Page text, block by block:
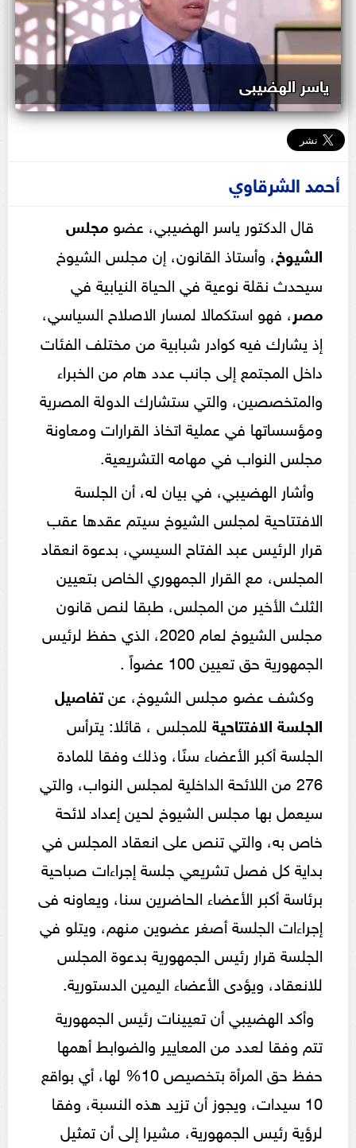
ياسر الهضيبى
أحمد الشرقاوي
قال الدكتور ياسر الهضيبي، عضو مجلس
الشيوخ، وأستاذ القانون، إن مجلس الشيوخ
سيحدث نقلة نوعية في الحياة النيابية في
مصر، فهو استكمالا لمسار الاصلاح السياسي،
إذ يشارك فيه كوادر شبابية من مختلف الفئات
داخل المجتمع إلى جانب عدد هام من الخبراء
والمتخصصين، والتي ستشارك الدولة المصرية
ومؤسساتها في عملية اتخاذ القرارات ومعاونة
مجلس النواب في مهامه التشريعية.
وأشار الهضيبي، في بيان له، أن الجلسة
الافتتاحية لمجلس الشيوخ سيتم عقدها عقب
قرار الرئيس عبد الفتاح السيسي، بدعوة انعقاد
المجلس، مع القرار الجمهوري الخاص بتعيين
الثلث الأخير من المجلس، طبقا لنص قانون
مجلس الشيوخ لعام 2020، الذي حفظ لرئيس
الجمهورية حق تعيين 100 عضواً .
وكشف عضو مجلس الشيوخ، عنتفاصيل
الجلسة الافتتاحية للمجلس ، قائلا: يترأس
الجلسة أكبر الأعضاء سنًا، وذلك وفقا للمادة
276 من اللائحة الداخلية لمجلس النواب، والتي
سيعمل بها مجلس الشيوخ لحين إعداد لائحة
خاص به، والتي تنص على انعقاد المجلس في
بداية كل فصل تشريعي جلسة إجراءات صباحية
برئاسة أكبر الأعضاء الحاضرين سنا، ويعاونه فى
إجراءات الجلسة أصغر عضوين منهم، ويتلو في
الجلسة قرار رئيس الجمهورية بدعوة المجلس
للانعقاد، ويؤدى الأعضاء اليمين الدستورية.
وأكد الهضيبي أن تعيينات رئيس الجمهورية
تتم وفقا لعدد من المعايير والضوابط أهمها
حفظ حق المرأة بتخصيص 10% لها، أي بواقع
10 سيدات، ويجوز أن تزيد هذه النسبة، وفقا
لرؤية رئيس الجمهورية، مشيرا إلى أن تمثيل